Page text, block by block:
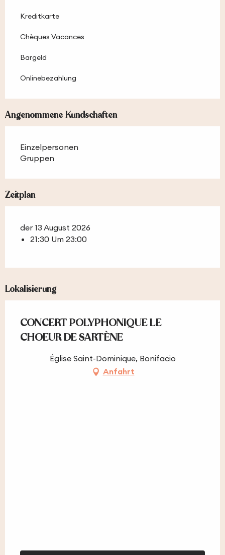
Kreditkarte
Chèques Vacances
Bargeld
Onlinebezahlung
Angenommene Kundschaften
Einzelpersonen
Gruppen
Zeitplan
der 13 August 2026
21:30 Um 23:00
Lokalisierung
CONCERT POLYPHONIQUE LE
CHOEUR DE SARTÈNE
Église Saint-Dominique, Bonifacio
Anfahrt